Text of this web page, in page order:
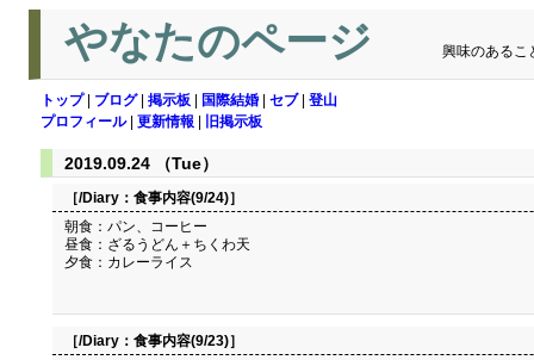
やなたのページ 興味のあるこ
トップ| ブログ| 掲示板 国際結婚 セブ| 登山
プロフィール| 更新情報 旧掲示板
2019.09.24 （Tue）
［/Diary： 食事内容(9/24)］
朝食：パン、コーヒー
昼食：ざるうどん＋ちくわ天
夕食：カレーライス
［/Diary： 食事内容(9/23)］